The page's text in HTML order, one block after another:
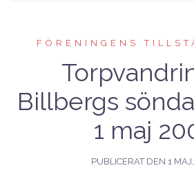
FÖRENINGENS
Billbergs
1 maj
PUBLICERAT DEN 1